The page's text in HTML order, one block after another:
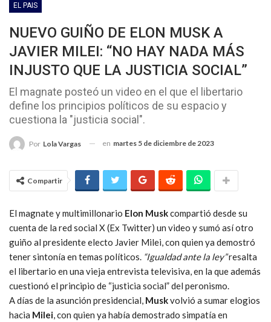
EL PAIS
NUEVO GUIÑO DE ELON MUSK A
JAVIER MILEI: “NO HAY NADA MÁS
INJUSTO QUE LA JUSTICIA SOCIAL”
El magnate posteó un video en el que el libertario
define los principios políticos de su espacio y
cuestiona la "justicia social".
Por Lola Vargas en martes 5 de diciembre de 2023
Compartir
El magnate y multimillonario Elon Muskcompartió desde su
cuenta de la red social X (Ex Twitter) un video y sumó así otro
guiño al presidente electo Javier Milei, con quien ya demostró
tener sintonía en temas políticos. “Igualdad ante la ley”resalta
el libertario en una vieja entrevista televisiva, en la que además
cuestionó el principio de “justicia social” del peronismo.
A días de la asunción presidencial, Muskvolvió a sumar elogios
hacia Milei, con quien ya había demostrado simpatía en